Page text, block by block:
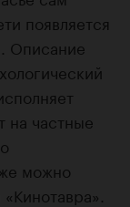
появляется
Описание
на частные
можно